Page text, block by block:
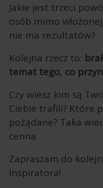
Jakie jest trzeci
osób mimo
nie ma rezultatów?
Kolejna rzecz to:
temat tego, co
Czy wiesz kim są
Ciebie trafili? Które
pożądane? Taka
cenna.
Zapraszam do
Inspiratora!